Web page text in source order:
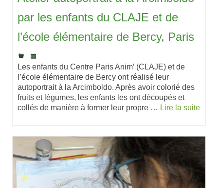
par les enfants du CLAJE et de
l’école élémentaire de Bercy, Paris
Les enfants du Centre Paris Anim’ (CLAJE) et de
l’école élémentaire de Bercy ont réalisé leur
autoportrait à la Arcimboldo. Après avoir colorié des
fruits et légumes, les enfants les ont découpés et
collés de manière à former leur propre … Lire la suite